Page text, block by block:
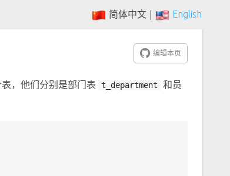
简体中文 English
编辑本页
，他们分别是部门表 t_department
和员